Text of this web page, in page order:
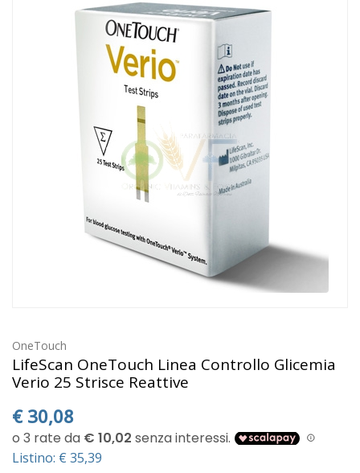
Reattive
OneTouch
LifeScan OneTouch Linea Controllo Glicemia
Verio 25 Strisce Reattive
€ 30,08
Listino: € 35,39